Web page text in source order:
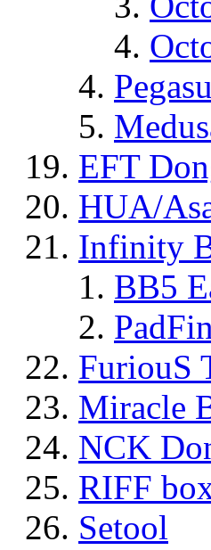
EFT
HUA/
Infinity
BB5
FuriouS
Miracle
NCK
RIFF
Setool